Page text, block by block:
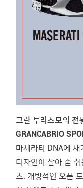
그란 투리스모의 전
GRANCABRIO
마세라티 DNA에 새
디자인이 살아 숨
츠. 개방적인 오픈